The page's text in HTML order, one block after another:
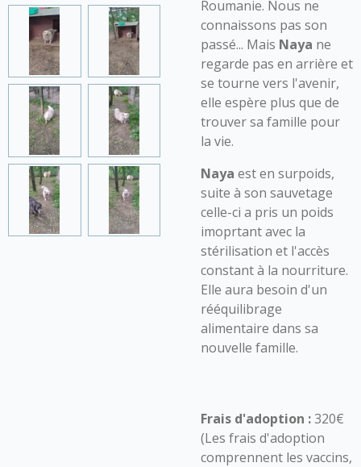
Roumanie. Nous ne
connaissons pas son
passé... Mais Naya ne
regarde pas en arrière et
se tourne vers l'avenir,
elle espère plus que de
trouver sa famille pour
la vie.
Naya est en surpoids,
suite à son sauvetage
celle-ci a pris un poids
imoprtant avec la
stérilisation et l'accès
constant à la nourriture.
Elle aura besoin d'un
rééquilibrage
alimentaire dans sa
nouvelle famille.
Frais d'adoption :320€
(Les frais d'adoption
comprennent les vaccins,